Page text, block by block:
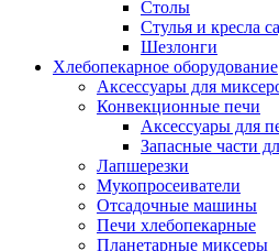
Столы
Стулья и кресла
Шезлонги
Хлебопекарное оборудование
Аксессуары для
Конвекционные печи
Аксессуары для
Запасные части
Лапшерезки
Мукопросеиватели
Отсадочные машины
Печи хлебопекарные
Планетарные миксеры